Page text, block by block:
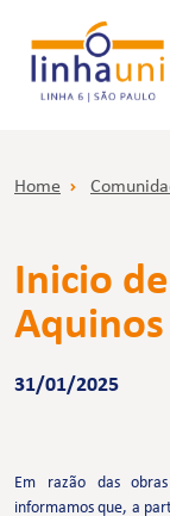
Home
Inicio
Aquinos
31/01/2025
Em razão das
informamos que, a